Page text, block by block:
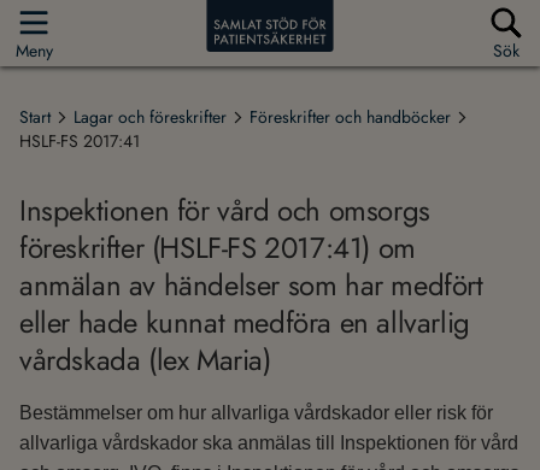
Meny Sök
Start Lagar och föreskrifter
Föreskrifter och handböcker
HSLF-FS 2017:41
Inspektionen för vård och omsorgs
föreskrifter (HSLF-FS 2017:41) om
anmälan av händelser som har medfört
eller hade kunnat medföra en allvarlig
vårdskada (lex Maria)
Bestämmelser om hur allvarliga vårdskador eller risk för
allvarliga vårdskador ska anmälas till Inspektionen för vård